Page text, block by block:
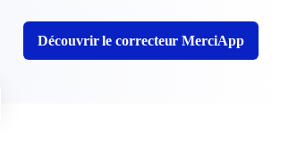
Découvrir le correcteur MerciApp